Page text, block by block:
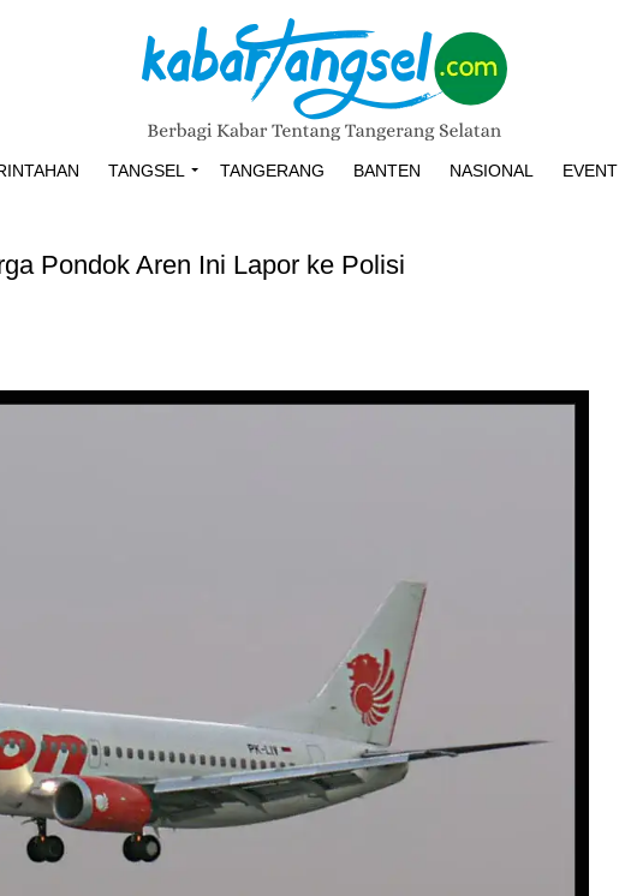
TANGSEL TANGERANG BANTEN NASIONAL EVENT
Pondok Aren Ini Lapor ke Polisi